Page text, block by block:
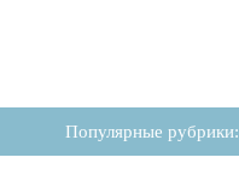
Популярные рубрики: